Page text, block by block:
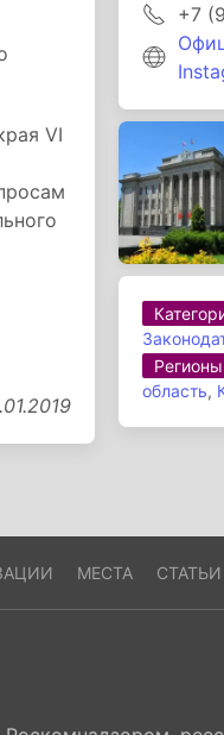
VI
+7
Регионы
область,
МЕСТА СТАТЬИ